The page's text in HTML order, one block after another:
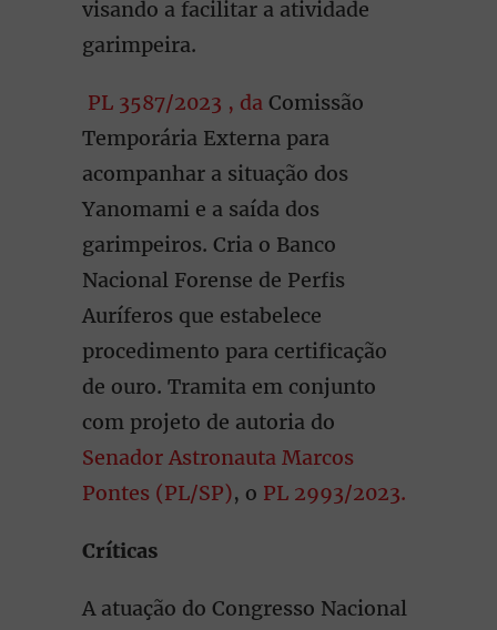
visando a facilitar a atividade
garimpeira.
PL 3587/2023 , da Comissão
Temporária Externa para
acompanhar a situação dos
Yanomami e a saída dos
garimpeiros. Cria o Banco
Nacional Forense de Perfis
Auríferos que estabelece
procedimento para certificação
de ouro. Tramita em conjunto
com projeto de autoria do
Senador Astronauta Marcos
Pontes (PL/SP), o PL 2993/2023.
Críticas
A atuação do Congresso Nacional